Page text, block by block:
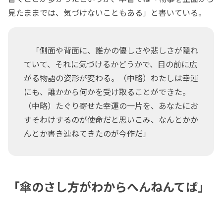
見たままでは、気づけないこともある」と書いている。
「側面や背面に、誰かの優しさや悲しさが隠れ
ていて、それに気づけるかどうかで、目の前に広
がる物語の姿形が変わる。（中略）わたしは幸運
にも、誰かから何かを受け取ることができた。
（中略）たぐり寄せた幸運の一片を、あなたにお
すそわけするのが使命だと思いこみ、なんとかか
んとか書き連ねてきたのが今作だ」
「傘のさし方がわからへんねんてば」